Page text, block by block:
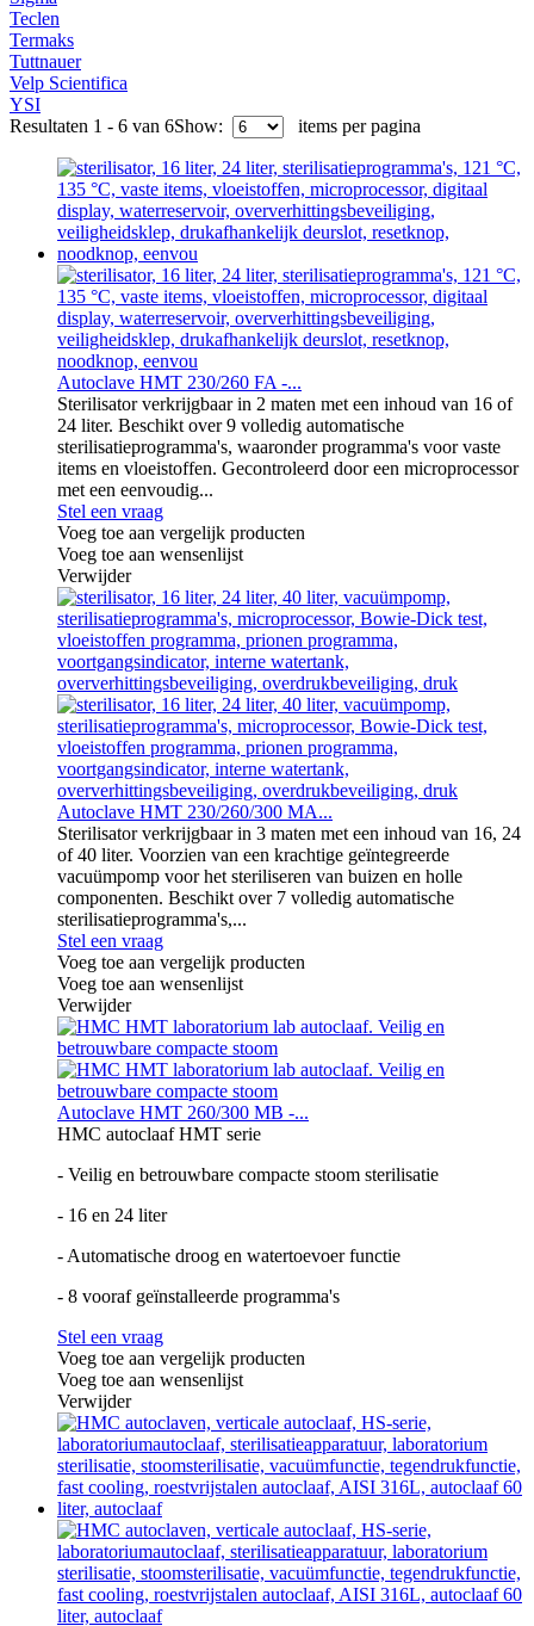
Teclen
Termaks
Tuttnauer
Velp Scientifica
YSI
Resultaten 1 - 6 van 6Show: items per pagina
Autoclave HMT 230/260 FA -...
Sterilisator verkrijgbaar in 2 maten met een inhoud van 16 of
24 liter. Beschikt over 9 volledig automatische
sterilisatieprogramma's, waaronder programma's voor vaste
items en vloeistoffen. Gecontroleerd door een microprocessor
met een eenvoudig...
Stel een vraag
Voeg toe aan vergelijk producten
Voeg toe aan wensenlijst
Verwijder
Autoclave HMT 230/260/300 MA...
Sterilisator verkrijgbaar in 3 maten met een inhoud van 16, 24
of 40 liter. Voorzien van een krachtige geïntegreerde
vacuümpomp voor het steriliseren van buizen en holle
componenten. Beschikt over 7 volledig automatische
sterilisatieprogramma's,...
Stel een vraag
Voeg toe aan vergelijk producten
Voeg toe aan wensenlijst
Verwijder
Autoclave HMT 260/300 MB -...
HMC autoclaaf HMT serie
- Veilig en betrouwbare compacte stoom sterilisatie
- 16 en 24 liter
- Automatische droog en watertoevoer functie
- 8 vooraf geïnstalleerde programma's
Stel een vraag
Voeg toe aan vergelijk producten
Voeg toe aan wensenlijst
Verwijder